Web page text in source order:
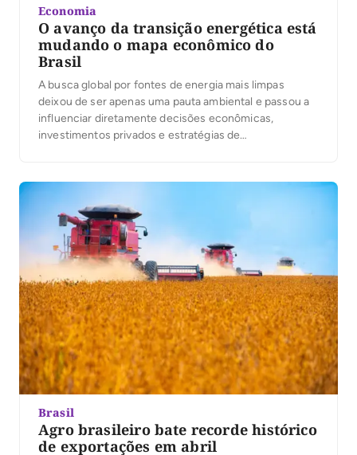
Economia
O avanço da transição energética está
mudando o mapa econômico do
Brasil
A busca global por fontes de energia mais limpas
deixou de ser apenas uma pauta ambiental e passou a
influenciar diretamente decisões econômicas,
investimentos privados e estratégias de
voltados à sustentabilidade, enquanto novos polos
produtivos começam a ganhar importância no cenário
internacional. No […]
Brasil
Agro brasileiro bate recorde histórico
de exportações em abril